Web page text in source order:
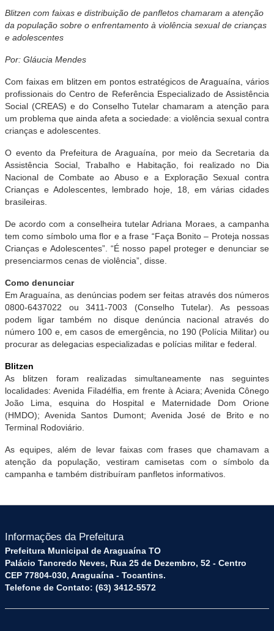
Blitzen com faixas e distribuição de panfletos chamaram a atenção
da população sobre o enfrentamento à violência sexual de crianças
e adolescentes
Por: Gláucia Mendes
Com faixas em blitzen em pontos estratégicos de Araguaína, vários
profissionais do Centro de Referência Especializado de Assistência
Social (CREAS) e do Conselho Tutelar chamaram a atenção para
um problema que ainda afeta a sociedade: a violência sexual contra
crianças e adolescentes.
O evento da Prefeitura de Araguaína, por meio da Secretaria da
Assistência Social, Trabalho e Habitação, foi realizado no Dia
Nacional de Combate ao Abuso e a Exploração Sexual contra
Crianças e Adolescentes, lembrado hoje, 18, em várias cidades
brasileiras.
De acordo com a conselheira tutelar Adriana Moraes, a campanha
tem como símbolo uma flor e a frase “Faça Bonito – Proteja nossas
Crianças e Adolescentes”. “É nosso papel proteger e denunciar se
presenciarmos cenas de violência”, disse.
Como denunciar
Em Araguaína, as denúncias podem ser feitas através dos números
0800-6437022 ou 3411-7003 (Conselho Tutelar). As pessoas
podem ligar também no disque denúncia nacional através do
número 100 e, em casos de emergência, no 190 (Polícia Militar) ou
procurar as delegacias especializadas e polícias militar e federal.
Blitzen
As blitzen foram realizadas simultaneamente nas seguintes
localidades: Avenida Filadélfia, em frente à Aciara; Avenida Cônego
João Lima, esquina do Hospital e Maternidade Dom Orione
(HMDO); Avenida Santos Dumont; Avenida José de Brito e no
Terminal Rodoviário.
As equipes, além de levar faixas com frases que chamavam a
atenção da população, vestiram camisetas com o símbolo da
campanha e também distribuíram panfletos informativos
Informações da Prefeitura
Prefeitura Municipal de Araguaína TO
Palácio Tancredo Neves, Rua 25 de Dezembro, 52 - Centro
CEP 77804-030, Araguaína - Tocantins.
Telefone de Contato: (63) 3412-5572